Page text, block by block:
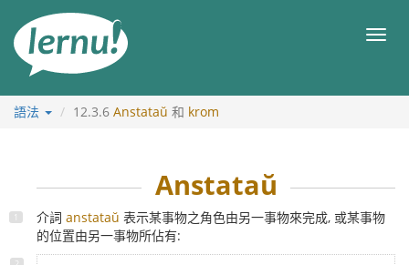
目
語法 12.3.6 Anstataŭ 和 krom
Anstataŭ
介詞 anstataŭ 表示某事物之角色由另一事物來完成, 或某事物
的位置由另一事物所佔有: